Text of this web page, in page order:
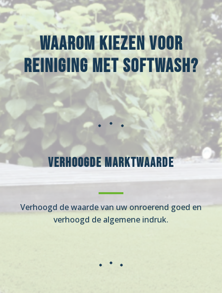
Waarom kiezen voor
reiniging met Softwash?
Verhoogde marktwaarde
Verhoogd de waarde van uw onroerend goed en
verhoogd de algemene indruk.